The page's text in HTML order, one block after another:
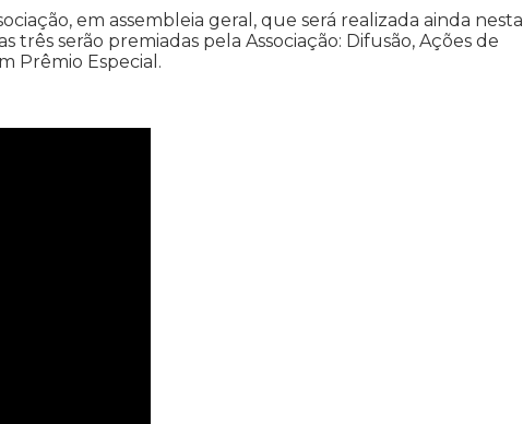
em assembleia geral, que será realizada ainda nesta
três serão premiadas pela Associação: Difusão, Ações de
Prêmio Especial.